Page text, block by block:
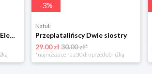
Mój ojciec, mój przyjaciel Element
-3%
Natuli
Przeplatalińscy Dwie siostry
29.00 zł30.00 zł*
*najniższa cena z 30 dni przed obniżką